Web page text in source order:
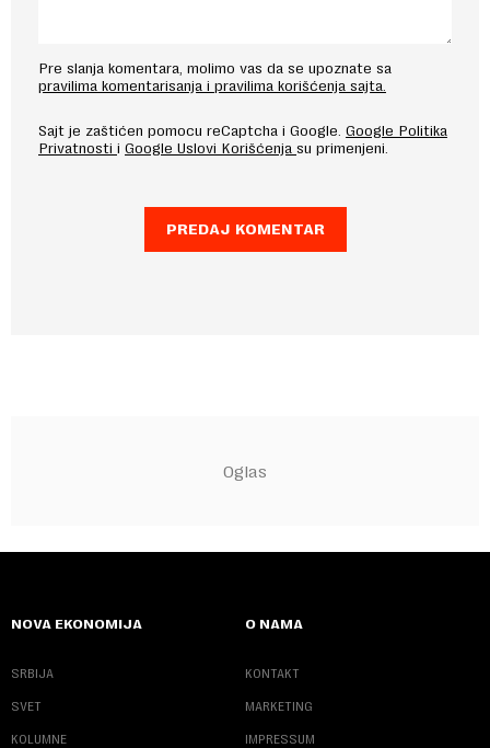
Pre slanja komentara, molimo vas da se upoznate sa
pravilima komentarisanja i pravilima korišćenja sajta.
Sajt je zaštićen pomocu reCaptcha i Google. Google Politika
Privatnosti i Google Uslovi Korišćenja su primenjeni.
NOVA EKONOMIJA
SRBIJA
SVET
KOLUMNE
O NAMA
KONTAKT
MARKETING
IMPRESSUM